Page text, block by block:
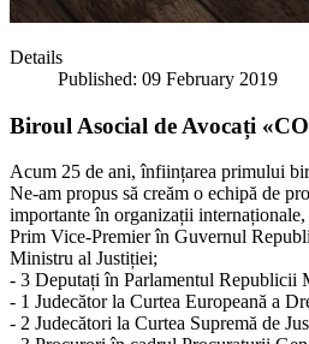
Details
Published: 09 February 2019
Biroul Asocial de Avocați
Acum 25 de ani, înființarea primului
Ne-am propus să creăm o echipă de
importante în organizații internaționale,
Prim Vice-Premier în Guvernul
Ministru al Justiției;
- 3 Deputați în Parlamentul Republicii
- 1 Judecător la Curtea Europeană a
- 2 Judecători la Curtea Supremă de